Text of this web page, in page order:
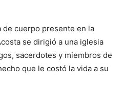
de cuerpo presente en la
se dirigió a una iglesia
sacerdotes y miembros de
que le costó la vida a su